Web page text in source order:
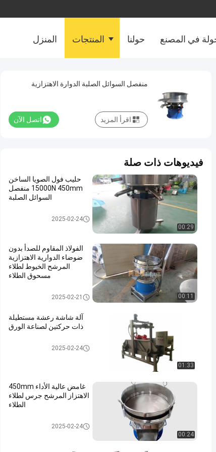
المنزل المنتجات حولنا في المصنع
منفصل السوائل الصلبة الدوارة الاهتزازية
اتصل الآن اقرأ المزيد
فيديوهات ذات صلة
00:29
حليب فول الصويا الساخن
15000N 450mm منفصل
السوائل الصلبة
فاصل السوائل الصلبة2025-02-24
00:11
الفولاذ المقاوم للصدأ بدون
ضوضاء الدوارية الاهتزازية
المرشح الخيوط لطلاء
مسحوق الطلاء
فاصل السوائل الصلبة2025-02-21
01:33
آلة شاشة رعشة مستطيلة
ذات حركتين لصناعة الورق
فاصل السوائل الصلبة2025-02-24
00:24
غامض عالية الأداء 450mm
الاهتزاز المرشح جرس لطلاء
الطلاء
فاصل السوائل الصلبة2025-02-24